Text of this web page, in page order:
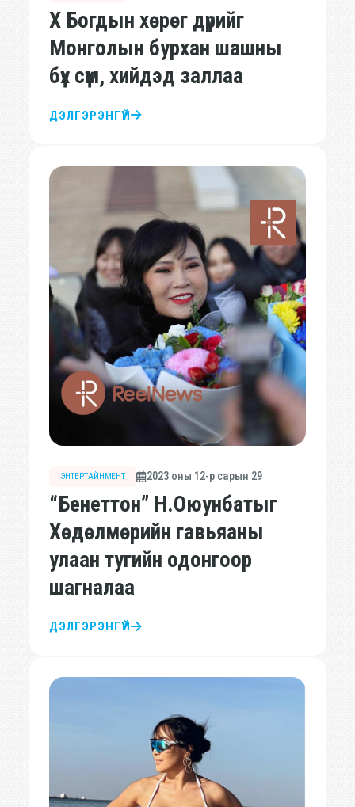
Х Богдын хөрөг дүрийг
Монголын бурхан шашны
бүх сүм, хийдэд заллаа
ДЭЛГЭРЭНГҮЙ
ЭНТЕРТАЙНМЕНТ 2023 оны 12-р сарын 29
“Бенеттон” Н.Оюунбатыг
Хөдөлмөрийн гавьяаны
улаан тугийн одонгоор
шагналаа
ДЭЛГЭРЭНГҮЙ